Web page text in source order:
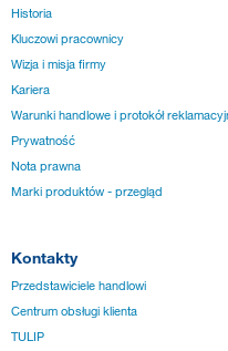
Historia
Kluczowi pracownicy
Wizja i misja firmy
Kariera
Warunki handlowe i protokół
Prywatność
Nota prawna
Marki produktów - przegląd
Kontakty
Przedstawiciele handlowi
Centrum obsługi klienta
TULIP